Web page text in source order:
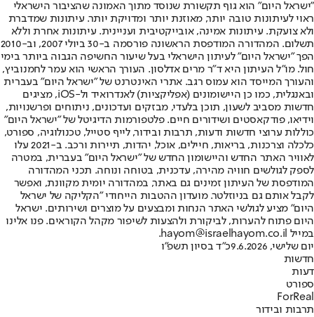
"ישראל היום" הוא גוף תקשורת שנוסד מתוך האמונה שהציבור הישראלי
ראוי לעיתונות טובה יותר, מאוזנת יותר ומדויקת יותר. עיתונות שמדברת
ולא צועקת. עיתונות אמינה, אובייקטיבית ועניינית. עיתונות אחרת וללא
תשלום. המהדורה המודפסת הראשונה פורסמה ב-30 ביולי 2007, וב-2010
הפך "ישראל היום" לעיתון הישראלי בעל שיעור החשיפה הגבוה ביותר בימי
חול. מו"ל העיתון היא ד"ר מרים אדלסון. העורך הראשי הוא עמר לחמנוביץ,
והעורך המייסד הוא עמוס רגב. אתרי האינטרנט של "ישראל היום" בעברית
ובאנגלית, כמו כן היישומונים (אפליקציות) לאנדרואיד ול-iOS, מציגים
חדשות מסביב לשעון, תוכן בלעדי, מבזקים ועדכונים, ניתוחים ופרשנויות,
וידיאו, פודקאסטים ושידורים חיים. פלטפורמות הדיגיטל של "ישראל היום"
כוללות ערוצי חדשות ודעות, תרבות ובידור, לייף סטייל, טכנולוגיה, ספורט,
כלכלה וצרכנות, בריאות, חיילים, אוכל, יהדות, תיירות ורכב. ב-2021 עלו
לאוויר האתר החדש והיישומון החדש של "ישראל היום" בעברית, במטרה
לספק לגולשים חוויה מהירה, עדכנית, בטוחה ונוחה. תכני המהדורה
המודפסת של העיתון זמינים גם באתר, במהדורה יומית מקוונת, ואפשר
לקבל אותם גם בניוזלטר. מועדון ההטבות הייחודי "הקליקה של ישראל
היום" מציע לגולשי האתר הנחות ומבצעים על מוצרים ושירותים. ישראל
היום פתוח להערות, לביקורת ולהצעות לשיפור מקהל הקוראים. פנו אלינו
במייל hayom@israelhayom.co.il.
יום שלישי, 9.6.2026
כ"ד בסיון תשפ"ו
חדשות
דעות
ספורט
ForReal
תרבות ובידור